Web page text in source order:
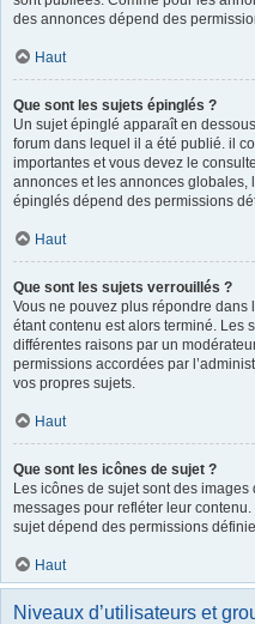
des annonces dépend des
Haut
Que sont les sujets épinglés ?
Un sujet épinglé apparaît en
forum dans lequel il a été publié. il
importantes et vous devez le
annonces et les annonces
épinglés dépend des permissions
Haut
Que sont les sujets verrouillés ?
Vous ne pouvez plus répondre
étant contenu est alors terminé. Les
différentes raisons par un
permissions accordées par
vos propres sujets.
Haut
Que sont les icônes de sujet ?
Les icônes de sujet sont des
messages pour refléter leur
sujet dépend des permissions
Haut
Niveaux d’utilisateurs et